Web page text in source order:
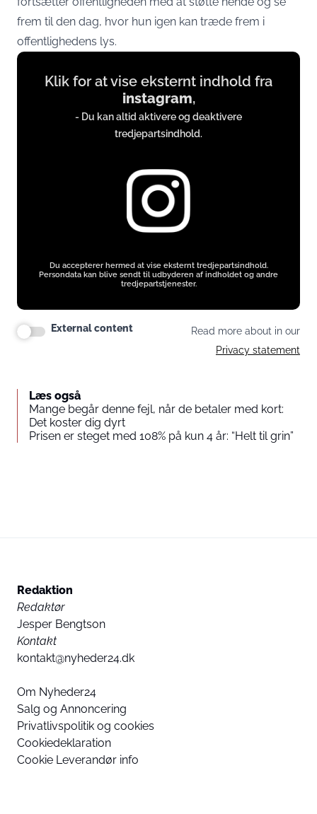
frem til den dag, hvor hun igen kan træde frem i
offentlighedens lys.
Display
content
instagram.com
Klik for at vise eksternt indhold fra
instagram,
- Du kan altid aktivere og deaktivere
tredjepartsindhold.
Du accepterer hermed at vise eksternt tredjepartsindhold.
Persondata kan blive sendt til udbyderen af indholdet og andre
tredjepartstjenester.
External content
Read more about in our
Privacy statement
Læs også
Mange begår denne fejl, når de betaler med kort:
Det koster dig dyrt
Prisen er steget med 108% på kun 4 år: “Helt til grin”
Redaktion
Redaktør
Jesper Bengtson
Kontakt
kontakt@nyheder24.dk
Om Nyheder24
Salg og Annoncering
Privatlivspolitik og cookies
Cookiedeklaration
Cookie Leverandør info